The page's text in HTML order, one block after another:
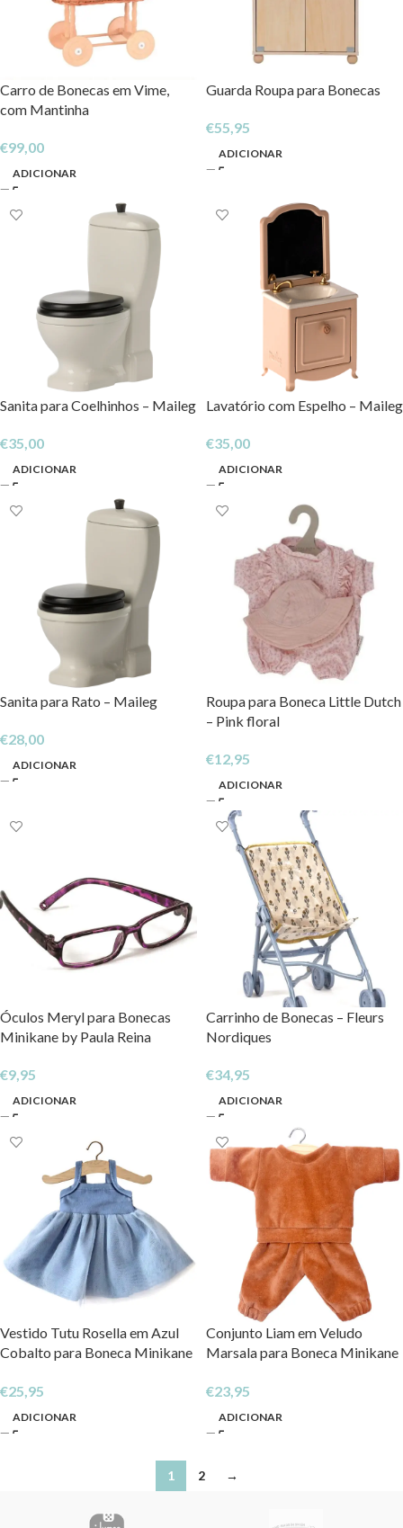
Carro de Bonecas em Vime,
com Mantinha
€99,00
ADICIONAR
Guarda Roupa para Bonecas
€55,95
ADICIONAR
Sanita para Coelhinhos – Maileg
€35,00
ADICIONAR
Lavatório com Espelho – Maileg
€35,00
ADICIONAR
Sanita para Rato – Maileg
€28,00
ADICIONAR
Roupa para Boneca Little Dutch
– Pink floral
€12,95
ADICIONAR
Óculos Meryl para Bonecas
Minikane by Paula Reina
€9,95
ADICIONAR
Carrinho de Bonecas – Fleurs
Nordiques
€34,95
ADICIONAR
Vestido Tutu Rosella em Azul
Cobalto para Boneca Minikane
€25,95
ADICIONAR
Conjunto Liam em Veludo
Marsala para Boneca Minikane
€23,95
ADICIONAR
1 2 →